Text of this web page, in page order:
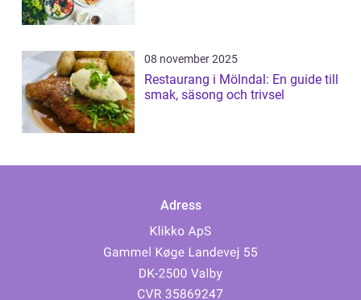
08 november 2025
Restaurang i Mölndal: En guide till
smak, säsong och trivsel
Adress